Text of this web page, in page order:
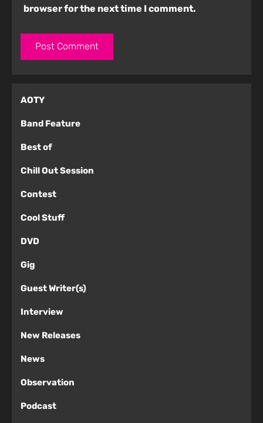
browser for the next time I comment.
AOTY
Band Feature
Best of
Chill Out Session
Contest
Cool Stuff
DVD
Gig
Guest Writer(s)
Interview
New Releases
News
Observation
Podcast